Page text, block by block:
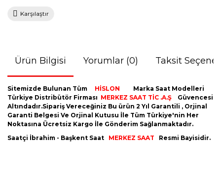
Karşılaştır
Ürün Bilgisi Yorumlar (0) Taksit
Sitemizde Bulunan Tüm HİSLON
Marka Saat Modelleri
Türkiye Distribütör Firması MERKEZ SAAT TİC .A.Ş
Güvencesi
Altındadır.Sipariş Vereceğiniz Bu ürün 2 Yıl Garantili , Orjinal
Garanti Belgesi Ve Orjinal Kutusu İle Tüm Türkiye'nin Her
Noktasına Ücretsiz Kargo İle Gönderim Sağlanmaktadır.
Saatçi İbrahim - Başkent Saat MERKEZ SAAT Resmi Bayisidir.